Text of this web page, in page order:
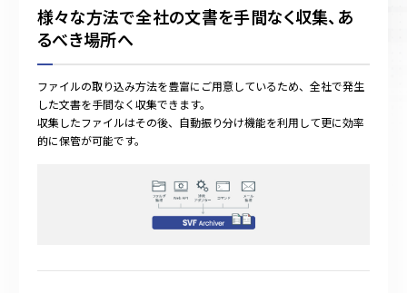
様々な方法で全社の文書を手間なく収集、あ
るべき場所へ
ファイルの取り込み方法を豊富にご用意しているため、全社で発生
した文書を手間なく収集できます。
収集したファイルはその後、自動振り分け機能を利用して更に効率
的に保管が可能です。